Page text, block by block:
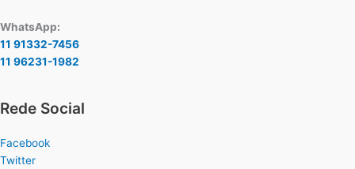
WhatsApp:
11 91332-7456
11 96231-1982
Rede Social
Facebook
Twitter